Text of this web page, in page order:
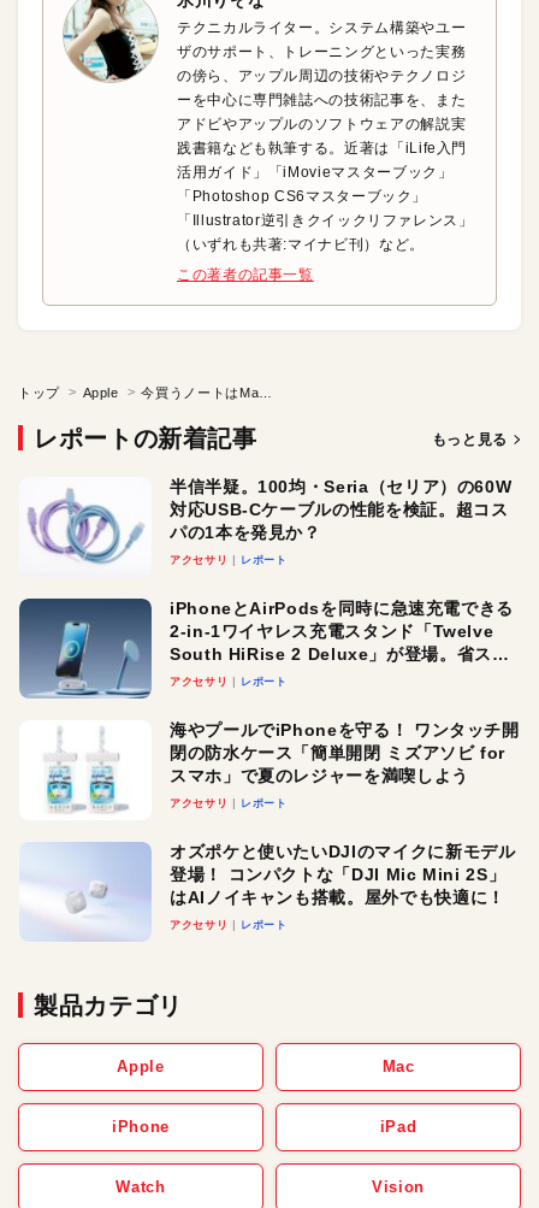
テクニカルライター。システム構築やユー
ザのサポート、トレーニングといった実務
の傍ら、アップル周辺の技術やテクノロジ
ーを中心に専門雑誌への技術記事を、また
アドビやアップルのソフトウェアの解説実
践書籍なども執筆する。近著は「iLife入門
活用ガイド」「iMovieマスターブック」
「Photoshop CS6マスターブック」
「Illustrator逆引きクイックリファレンス」
（いずれも共著:マイナビ刊）など。
この著者の記事一覧
トップ Apple
レポートの新着記事 もっと見る
半信半疑。100均・Seria（セリア）の60W
対応USB-Cケーブルの性能を検証。超コス
パの1本を発見か？
アクセサリ レポート
iPhoneとAirPodsを同時に急速充電できる
2-in-1ワイヤレス充電スタンド「Twelve
South HiRise 2 Deluxe」が登場。省スペ
ースでおしゃれに充電したい人にオスス
アクセサリ レポート
海やプールでiPhoneを守る！ ワンタッチ開
閉の防水ケース「簡単開閉 ミズアソビ for
スマホ」で夏のレジャーを満喫しよう
アクセサリ レポート
オズポケと使いたいDJIのマイクに新モデル
登場！ コンパクトな「DJI Mic Mini 2S」
はAIノイキャンも搭載。屋外でも快適に！
アクセサリ レポート
製品カテゴリ
Apple Mac
iPhone iPad
Watch Vision